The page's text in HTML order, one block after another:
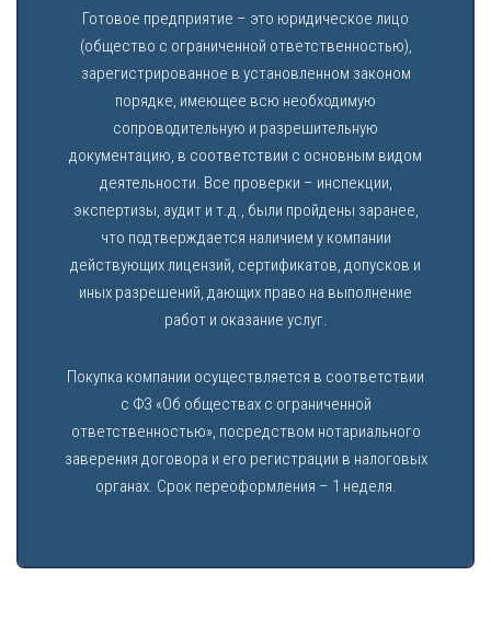
Готовое предприятие – это юридическое лицо
(общество с ограниченной ответственностью),
зарегистрированное в установленном законом
порядке, имеющее всю необходимую
сопроводительную и разрешительную
документацию, в соответствии с основным видом
деятельности. Все проверки – инспекции,
экспертизы, аудит и т.д., были пройдены заранее,
что подтверждается наличием у компании
действующих лицензий, сертификатов, допусков и
иных разрешений, дающих право на выполнение
работ и оказание услуг.
Покупка компании осуществляется в соответствии
с ФЗ «Об обществах с ограниченной
ответственностью», посредством нотариального
заверения договора и его регистрации в налоговых
органах. Срок переоформления – 1 неделя.